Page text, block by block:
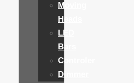
Moving
Heads
LED
Bars
Controler
Dimmer